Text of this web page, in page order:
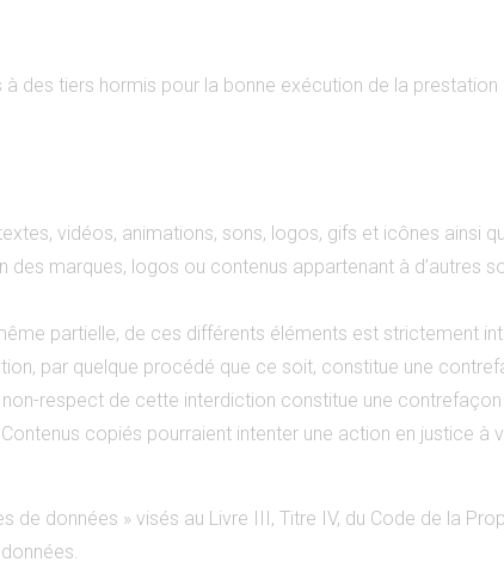
des tiers hormis pour la bonne exécution de la prestation
vidéos, animations, sons, logos, gifs et icônes ainsi
des marques, logos ou contenus appartenant à d’autres
partielle, de ces différents éléments est strictement
par quelque procédé que ce soit, constitue une
respect de cette interdiction constitue une
copiés pourraient intenter une action en justice à
de données » visés au Livre III, Titre IV, du Code de la